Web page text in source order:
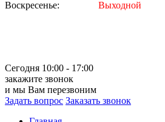
Воскресенье: Выходной
Сегодня 10:00 - 17:00
закажите звонок
и мы Вам перезвоним
Задать вопрос Заказать звонок